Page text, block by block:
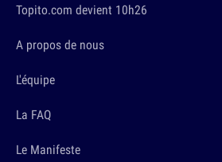
Topito.com devient 10h26
A propos de nous
L'équipe
La FAQ
Le Manifeste